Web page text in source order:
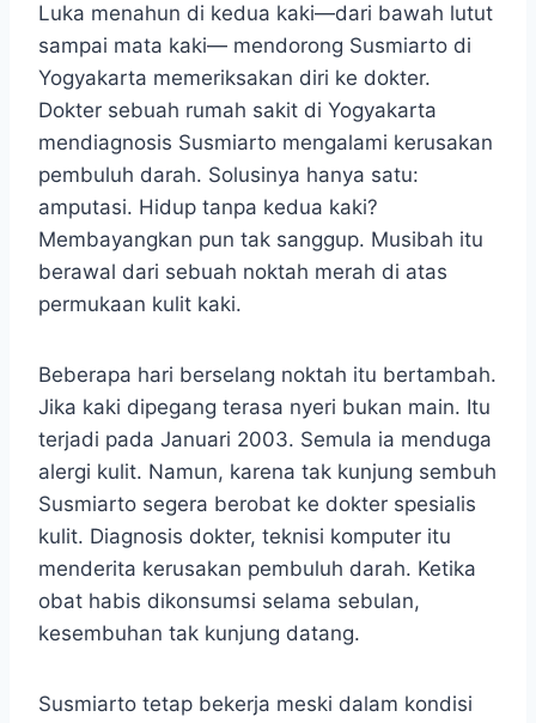
Luka menahun di kedua kaki—dari bawah lutut
sampai mata kaki— mendorong Susmiarto di
Yogyakarta memeriksakan diri ke dokter.
Dokter sebuah rumah sakit di Yogyakarta
mendiagnosis Susmiarto mengalami kerusakan
pembuluh darah. Solusinya hanya satu:
amputasi. Hidup tanpa kedua kaki?
Membayangkan pun tak sanggup. Musibah itu
berawal dari sebuah noktah merah di atas
permukaan kulit kaki.
Beberapa hari berselang noktah itu bertambah.
Jika kaki dipegang terasa nyeri bukan main. Itu
terjadi pada Januari 2003. Semula ia menduga
alergi kulit. Namun, karena tak kunjung sembuh
Susmiarto segera berobat ke dokter spesialis
kulit. Diagnosis dokter, teknisi komputer itu
menderita kerusakan pembuluh darah. Ketika
obat habis dikonsumsi selama sebulan,
kesembuhan tak kunjung datang.
Susmiarto tetap bekerja meski dalam kondisi